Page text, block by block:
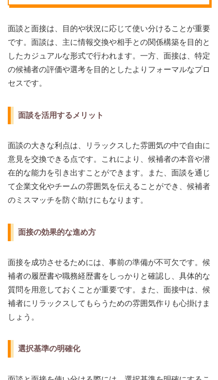
面談と面接は、目的や状況に応じて使い分けることが重要
です。面談は、主に情報交換や相手との関係構築を目的と
したカジュアルな形式で行われます。一方、面接は、特定
の候補者の評価や選考を目的としたよりフォーマルなプロ
セスです。
面談を活用するメリット
面談の大きな利点は、リラックスした雰囲気の中で自由に
意見を交換できる点です。これにより、候補者の本音や潜
在的な能力を引き出すことができます。また、面談を通じ
て企業文化やチームの雰囲気を伝えることができ、候補者
のミスマッチを防ぐ助けにもなります。
面接の効果的な進め方
面接を成功させるためには、事前の準備が不可欠です。候
補者の履歴書や職務経歴書をしっかりと確認し、具体的な
質問を用意しておくことが重要です。また、面接中は、候
補者にリラックスしてもらうための雰囲気作りも心掛けま
しょう。
選択基準の明確化